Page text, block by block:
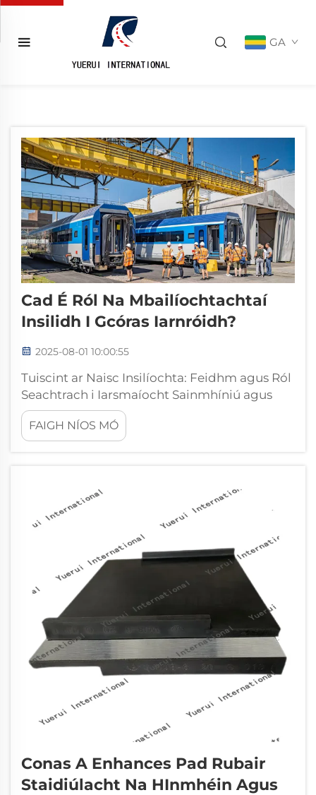
GA
Cad É Ról Na Mbailíochtachtaí
Insilidh I Gcóras Iarnróidh?
2025-08-01 10:00:55
Tuiscint ar Naisc Insilíochta: Feidhm agus Ról
Seachtrach i Iarsmaíocht Sainmhíniú agus
Feidhm Bhunúsach Naisc Insilíochta Tá
feidhm na n-insilíocht mar chuid speisialta
de iarsmaíocht trachta a chosc leictreachas ó
FAIGH NÍOS MÓ
Conas A Enhances Pad Rubair
Staidiúlacht Na HInmhéin Agus